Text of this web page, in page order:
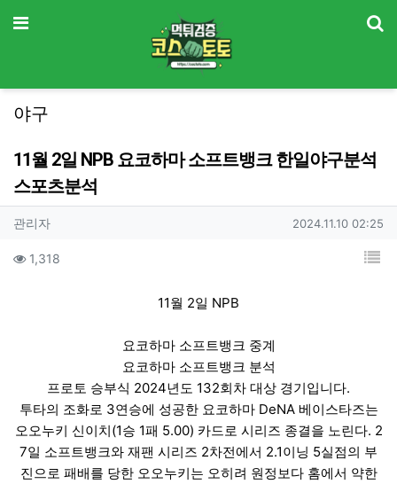
메뉴
야구
11월 2일 NPB 요코하마 소프트뱅크 한일야구분석
스포츠분석
작성자 정보
관리자작성 작성일
2024.11.10 02:25
컨텐츠 정보
1,318 목
11월 2일 NPB
요코하마 소프트뱅크 중계
요코하마 소프트뱅크 분석
프로토 승부식 2024년도 132회차 대상 경기입니다.
투타의 조화로 3연승에 성공한 요코하마 DeNA 베이스타즈는
오오누키 신이치(1승 1패 5.00) 카드로 시리즈 종결을 노린다. 2
7일 소프트뱅크와 재팬 시리즈 2차전에서 2.1이닝 5실점의 부
진으로 패배를 당한 오오누키는 오히려 원정보다 홈에서 약한